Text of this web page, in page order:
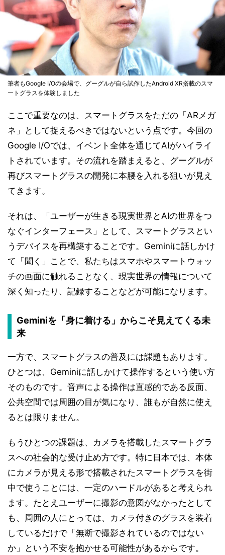
筆者もGoogle I/Oの会場で、グーグルが自ら試作したAndroid XR搭載のスマ
ートグラスを体験しました
ここで重要なのは、スマートグラスをただの「ARメガ
ネ」として捉えるべきではないという点です。今回の
Google I/Oでは、イベント全体を通じてAIがハイライ
トされています。その流れを踏まえると、グーグルが
再びスマートグラスの開発に本腰を入れる狙いが見え
てきます。
それは、「ユーザーが生きる現実世界とAIの世界をつ
なぐインターフェース」として、スマートグラスとい
うデバイスを再構築することです。Geminiに話しかけ
て「聞く」ことで、私たちはスマホやスマートウォッ
チの画面に触れることなく、現実世界の情報について
深く知ったり、記録することなどが可能になります。
Geminiを「身に着ける」からこそ見えてくる未
来
一方で、スマートグラスの普及には課題もあります。
ひとつは、Geminiに話しかけて操作するという使い方
そのものです。音声による操作は直感的である反面、
公共空間では周囲の目が気になり、誰もが自然に使え
るとは限りません。
もうひとつの課題は、カメラを搭載したスマートグラ
スへの社会的な受け止め方です。特に日本では、本体
にカメラが見える形で搭載されたスマートグラスを街
中で使うことには、一定のハードルがあると考えられ
ます。たとえユーザーに撮影の意図がなかったとして
も、周囲の人にとっては、カメラ付きのグラスを装着
しているだけで「無断で撮影されているのではない
か」という不安を抱かせる可能性があるからです。